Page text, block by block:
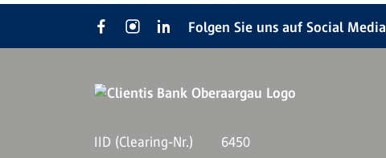
Folgen Sie uns auf Social Media
IID (Clearing-Nr.)
6450